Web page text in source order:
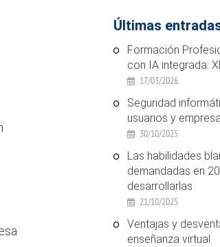
Últimas
Formación
con IA integrada:
17/03/2026
Seguridad
usuarios y
30/10/2025
Las habilidades
demandadas en
desarrollarlas
21/10/2025
Ventajas y
enseñanza virtual